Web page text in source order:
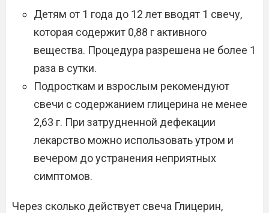
Детям от 1 года до 12 лет вводят 1 свечу,
которая содержит 0,88 г активного
вещества. Процедура разрешена не более 1
раза в сутки.
Подросткам и взрослым рекомендуют
свечи с содержанием глицерина не менее
2,63 г. При затрудненной дефекации
лекарство можно использовать утром и
вечером до устранения неприятных
симптомов.
Через сколько действует свеча Глицерин,